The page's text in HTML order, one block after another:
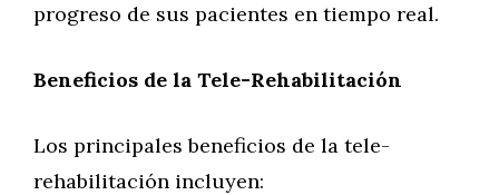
progreso de sus pacientes en tiempo real.
Beneficios de la Tele-Rehabilitación
Los principales beneficios de la tele-
rehabilitación incluyen: